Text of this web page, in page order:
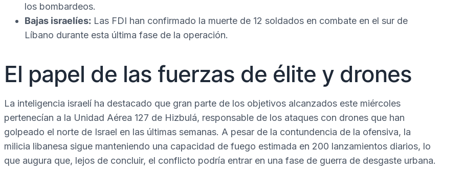
los bombardeos.
Bajas israelíes: Las FDI han confirmado la muerte de 12 soldados en combate en el sur de
Líbano durante esta última fase de la operación.
El papel de las fuerzas de élite y drones
La inteligencia israelí ha destacado que gran parte de los objetivos alcanzados este miércoles
pertenecían a la Unidad Aérea 127 de Hizbulá, responsable de los ataques con drones que han
golpeado el norte de Israel en las últimas semanas. A pesar de la contundencia de la ofensiva, la
milicia libanesa sigue manteniendo una capacidad de fuego estimada en 200 lanzamientos diarios, lo
que augura que, lejos de concluir, el conflicto podría entrar en una fase de guerra de desgaste urbana.